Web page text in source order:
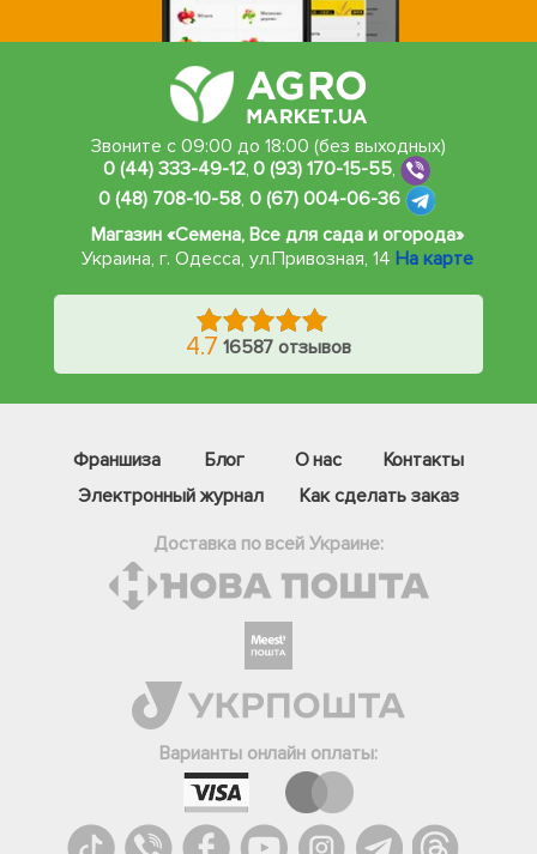
Звоните с 09:00 до 18:00 (без выходных)
0 (44) 333-49-12,0 (93) 170-15-55,
0 (48) 708-10-58, 0 (67) 004-06-36
Магазин «Семена, Все для сада и огорода»
Украина, г. Одесса, ул.Привозная, 14 На карте
4.7 16587 отзывов
Франшиза Блог О нас
Контакты
Электронный журнал
Как сделать заказ
Доставка по всей Украине:
Варианты онлайн оплаты:
Фейсбук
Інстаграм